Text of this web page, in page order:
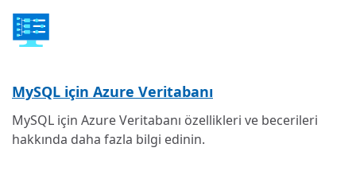
MySQL için Azure Veritabanı
MySQL için Azure Veritabanı özellikleri ve becerileri
hakkında daha fazla bilgi edinin.